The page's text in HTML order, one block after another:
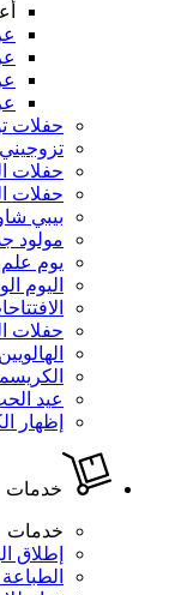
حفلات
تزوجيني
حفلات
حفلات
بيبي
مولود
يوم علم
اليوم
حفلات
الهالويين
عيد
إظهار
خدمات
خدمات
إطلاق